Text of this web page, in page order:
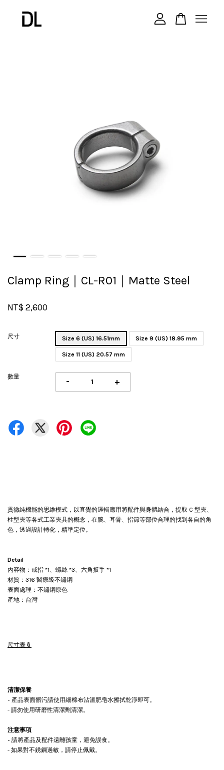
Clamp Ring｜CL-R01｜Matte Steel
NT$ 2,600
尺寸 Size 6 (US) 16.51mm Size 9 (US) 18.95 mm
Size 11 (US) 20.57 mm
數量
- +
貫徹純機能的思維模式，以直覺的邏輯應用將配件與身體結合，提取 C 型夾、
柱型夾等各式工業夾具的概念，在腕、耳骨、指節等部位合理的找到各自的角
色，透過設計轉化，精準定位。
Detail
內容物：戒指 *1、螺絲 *3、六角扳手 *1
材質：316 醫療級不鏽鋼
表面處理：不鏽鋼原色
產地：台灣
尺寸表
清潔保養
- 產品表面髒污請使用細棉布沾溫肥皂水擦拭乾淨即可。
- 請勿使用研磨性清潔劑清潔。
注意事項
- 請將產品及配件遠離孩童，避免誤食。
- 如果對不銹鋼過敏，請停止佩戴。